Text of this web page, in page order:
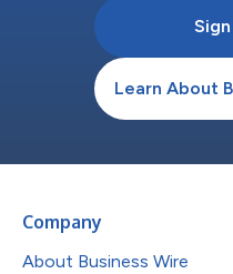
Learn About
Company
About Business Wire